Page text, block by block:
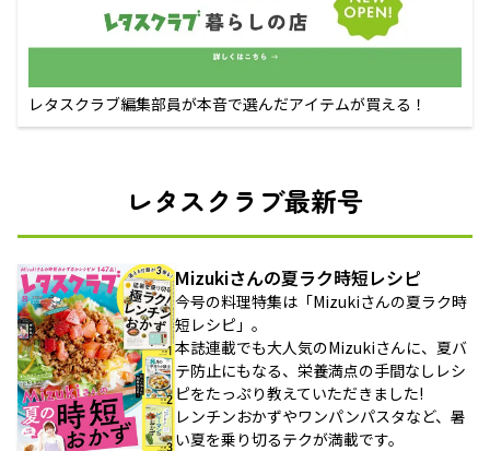
レタスクラブ編集部員が本音で選んだアイテムが買える！
レタスクラブ最新号
Mizukiさんの夏ラク時短レシピ
今号の料理特集は「Mizukiさんの夏ラク時
短レシピ」。
本誌連載でも大人気のMizukiさんに、夏バ
テ防止にもなる、栄養満点の手間なしレシ
ピをたっぷり教えていただきました!
レンチンおかずやワンパンパスタなど、暑
い夏を乗り切るテクが満載です。